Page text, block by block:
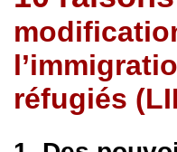
réfugiés